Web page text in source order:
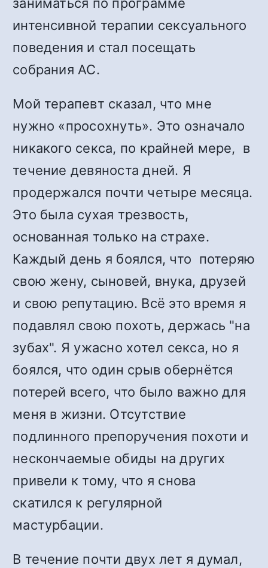
интенсивной терапии сексуального
поведения и стал посещать
собрания АС.
Мой терапевт сказал, что мне
нужно «просохнуть». Это означало
никакого секса, по крайней мере, в
течение девяноста дней. Я
продержался почти четыре месяца.
Это была сухая трезвость,
основанная только на страхе.
Каждый день я боялся, что потеряю
свою жену, сыновей, внука, друзей
и свою репутацию. Всё это время я
подавлял свою похоть, держась "на
зубах". Я ужасно хотел секса, но я
боялся, что один срыв обернётся
потерей всего, что было важно для
меня в жизни. Отсутствие
подлинного препоручения похоти и
нескончаемые обиды на других
привели к тому, что я снова
скатился к регулярной
мастурбации.
В течение почти двух лет я думал,